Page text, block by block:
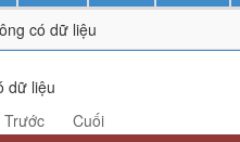
có dữ liệu
dữ liệu
Trước Cuối